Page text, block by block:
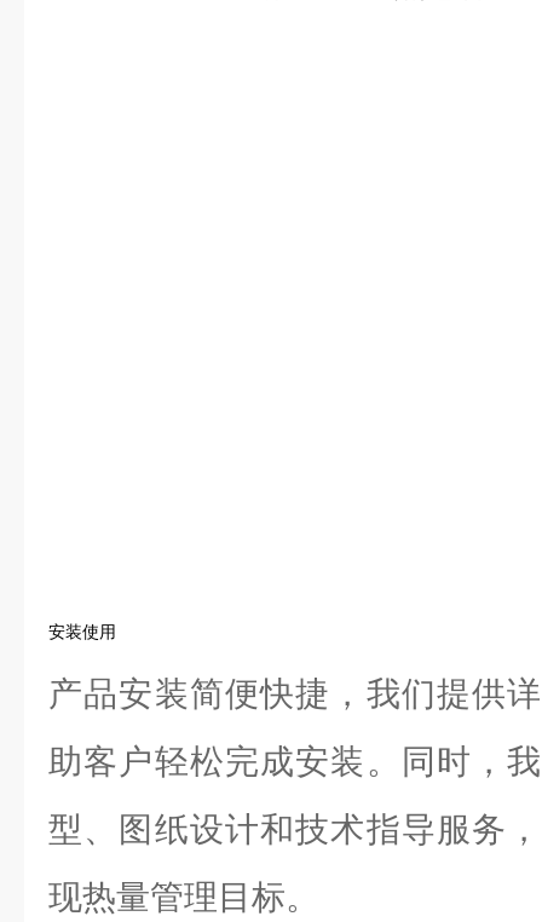
安装使用
产品安装简便快捷，我们提供
助客户轻松完成安装。同时，
型、图纸设计和技术指导服务
现热量管理目标。